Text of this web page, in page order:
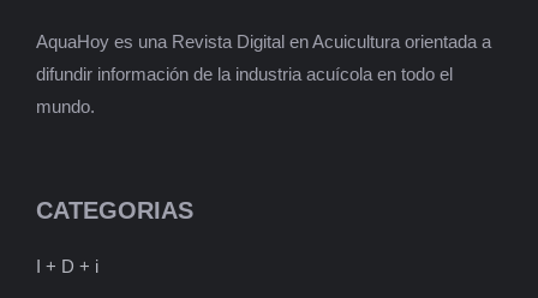
AquaHoy es una Revista Digital en Acuicultura orientada a
difundir información de la industria acuícola en todo el
mundo.
CATEGORIAS
I + D + i